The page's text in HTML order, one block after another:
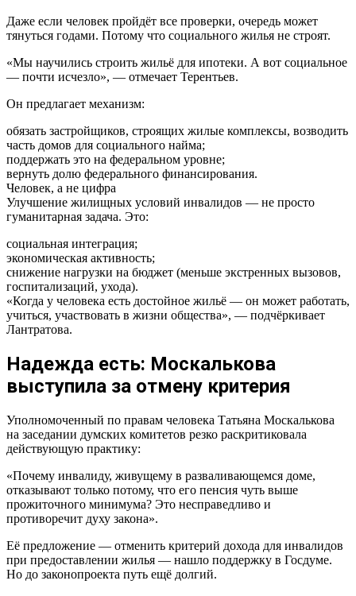
Даже если человек пройдёт все проверки, очередь может
тянуться годами. Потому что социального жилья не строят.
«Мы научились строить жильё для ипотеки. А вот социальное
— почти исчезло», — отмечает Терентьев.
Он предлагает механизм:
обязать застройщиков, строящих жилые комплексы, возводить
часть домов для социального найма;
поддержать это на федеральном уровне;
вернуть долю федерального финансирования.
Человек, а не цифра
Улучшение жилищных условий инвалидов — не просто
гуманитарная задача. Это:
социальная интеграция;
экономическая активность;
снижение нагрузки на бюджет (меньше экстренных вызовов,
госпитализаций, ухода).
«Когда у человека есть достойное жильё — он может работать,
учиться, участвовать в жизни общества», — подчёркивает
Лантратова.
Надежда есть: Москалькова
выступила за отмену критерия
Уполномоченный по правам человека Татьяна Москалькова
на заседании думских комитетов резко раскритиковала
действующую практику:
«Почему инвалиду, живущему в разваливающемся доме,
отказывают только потому, что его пенсия чуть выше
прожиточного минимума? Это несправедливо и
противоречит духу закона».
Её предложение — отменить критерий дохода для инвалидов
при предоставлении жилья — нашло поддержку в Госдуме.
Но до законопроекта путь ещё долгий.